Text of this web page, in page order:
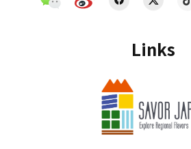
Links